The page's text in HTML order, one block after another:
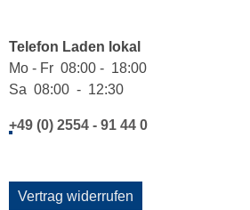
Telefon Laden lokal
Mo - Fr 08:00 - 18:00
Sa 08:00 - 12:30
+49 (0) 2554 - 91 44 0
Vertrag widerrufen